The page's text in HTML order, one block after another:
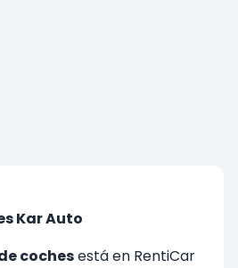
Kar Auto
cochesestá en RentiCar